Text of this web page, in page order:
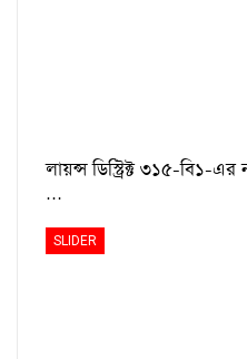
লায়ন্স ডিস্ট্রিক্ট ৩১৫-বি১-
…
SLIDER